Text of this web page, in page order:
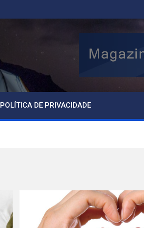
POLÍTICA DE PRIVACIDADE